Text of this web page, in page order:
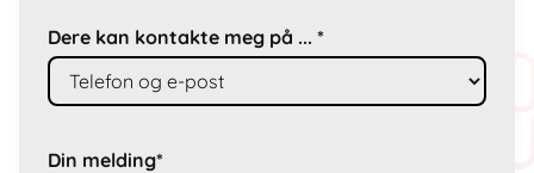
Dere kan kontakte meg på ... *
Din melding*